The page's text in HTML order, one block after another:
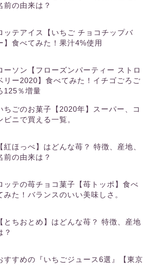
前の由来は？
ッテアイス【いちご チョコチップバ
】食べてみた！果汁4%使用
ーソン【フローズンパーティー ストロ
リー2020】食べてみた！イチゴごろご
125％増量
ちごのお菓子【2020年】スーパー、コ
ビニで買える一覧。
【紅ほっぺ】はどんな苺？ 特徴、産地、
前の由来は？
ッテの苺チョコ菓子【苺トッポ】食べ
みた！バランスのいい美味しさ。
【とちおとめ】はどんな苺？ 特徴、産地
？
すすめの『いちごジュース6選』【東京